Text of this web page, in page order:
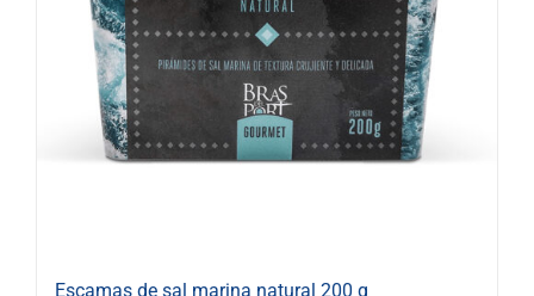
Escamas de sal marina natural 200 g